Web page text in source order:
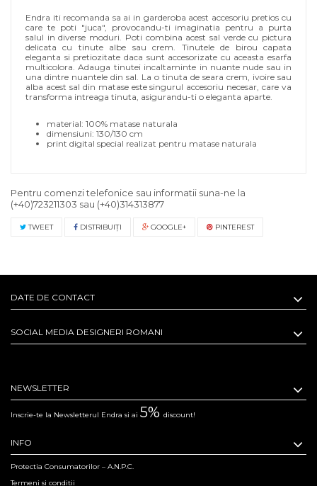
Endra iti recomanda sa ai in garderoba acest accesoriu pretios cu
care te poti "juca", provocandu-ti imaginatia pentru a purta
salul in diverse moduri. Poti combina acest sal verde cu pictura
delicata cu tinute albe sau crem. Tinutele de birou capata
eleganta si pretiozitate daca sunt accesorizate cu aceasta esarfa
multicolora. Adauga tinutei incaltaminte in nuante nude sau in
una dintre nuantele din sal. La o tinuta de seara crem, ivoire sau
alba acest sal din matase este singurul accesoriu necesar, care va
transforma intreaga tinuta, asigurandu-ti o eleganta aparte.
material: 100% matase naturala
dimensiuni: 130/130 cm
print digital special realizat pentru matase naturala
Pentru comenzi telefonice sau informatii suna-ne la
(+40)723211303 sau (+40)314313877
TWEET DISTRIBUIŢI GOOGLE+ PINTEREST
DATE DE CONTACT
SOCIAL MEDIA DESIGNERI ROMANI
NEWSLETTER
Inscrie-te la Newsletterul Endra si ai 5% discount!
INFO
Protectia Consumatorilor – A.N.P.C.
Termeni si conditii